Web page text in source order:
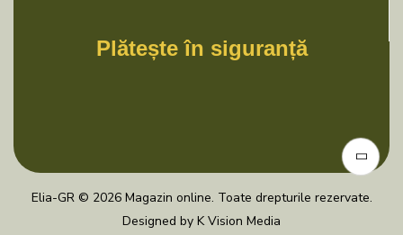
Plătește în siguranță
Elia-GR © 2026 Magazin online. Toate drepturile rezervate.
Designed by K Vision Media